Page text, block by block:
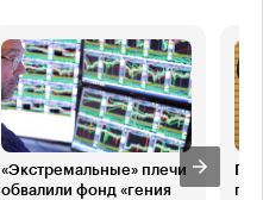
«Экстремальные» плечи
обвалили фонд «гения